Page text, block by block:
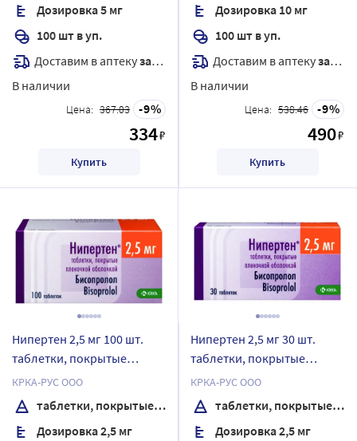
Дозировка 5 мг
100 шт в уп.
Доставим в аптекузавтра
В наличии
Цена: 367.03 9
334₽
Купить
Дозировка 10 мг
100 шт в уп.
Доставим в аптекузавтра
В наличии
Цена: 538.46 9
490₽
Купить
Нипертен 2,5 мг 100 шт.
таблетки, покрытые
пленочной оболочкой
КРКА-РУС ООО
таблетки, покрытые пленочной оболочкой
Дозировка 2,5 мг
Нипертен 2,5 мг 30 шт.
таблетки, покрытые
пленочной оболочкой
КРКА-РУС ООО
таблетки, покрытые пленочной оболочкой
Дозировка 2,5 мг